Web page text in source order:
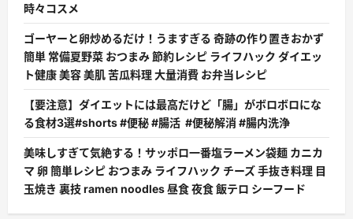
時々コスメ
ゴーヤーと卵炒めるだけ！うますぎる 奇跡の作り置きおかず
簡単 常備夏野菜 おつまみ 節約レシピ ライフハック ダイエッ
ト健康 美容 美肌 苦瓜料理 大量消費 お弁当レシピ
【要注意】ダイエットには最高だけど「腸」がボロボロにな
る食材3選#shorts #便秘 #腸活 #便秘解消 #腸内洗浄
美味しすぎて気絶する！サッポロ一番塩ラーメン袋麺 カニカ
マ 卵 簡単レシピ おつまみ ライフハック チーズ 手抜き料理 目
玉焼き 裏技 ramen noodles 昼食 夜食 飯テロ シーフード